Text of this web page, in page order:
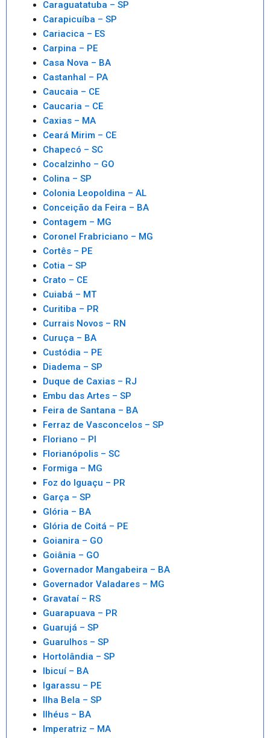
Caraguatatuba – SP
Carapicuíba – SP
Cariacica – ES
Carpina – PE
Casa Nova – BA
Castanhal – PA
Caucaia – CE
Caucaria – CE
Caxias – MA
Ceará Mirim – CE
Chapecó – SC
Cocalzinho – GO
Colina – SP
Colonia Leopoldina – AL
Conceição da Feira – BA
Contagem – MG
Coronel Frabriciano – MG
Cortês – PE
Cotia – SP
Crato – CE
Cuiabá – MT
Curitiba – PR
Currais Novos – RN
Curuça – BA
Custódia – PE
Diadema – SP
Duque de Caxias – RJ
Embu das Artes – SP
Feira de Santana – BA
Ferraz de Vasconcelos – SP
Floriano – PI
Florianópolis – SC
Formiga – MG
Foz do Iguaçu – PR
Garça – SP
Glória – BA
Glória de Coitá – PE
Goianira – GO
Goiânia – GO
Governador Mangabeira – BA
Governador Valadares – MG
Gravataí – RS
Guarapuava – PR
Guarujá – SP
Guarulhos – SP
Hortolândia – SP
Ibicuí – BA
Igarassu – PE
Ilha Bela – SP
Ilhéus – BA
Imperatriz – MA